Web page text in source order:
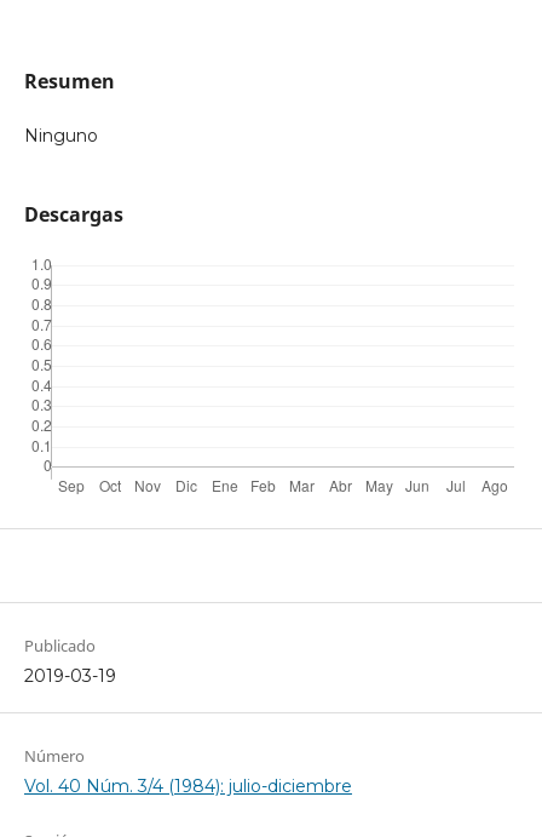
Resumen
Ninguno
Descargas
Publicado
2019-03-19
Número
Vol. 40 Núm. 3/4 (1984): julio-diciembre